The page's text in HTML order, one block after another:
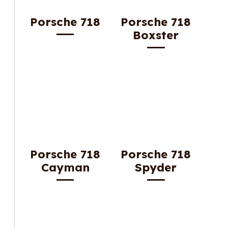
Porsche 718
Porsche 718
Boxster
Porsche 718
Cayman
Porsche 718
Spyder